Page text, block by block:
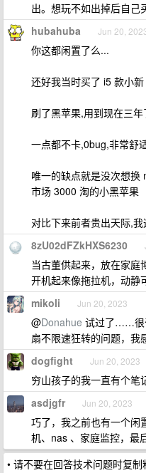
出。想玩不如出掉后自己
hubahuba Jun 20,
你这都闲置了么...
还好我当时买了 i5 款小
刷了黑苹果,用到现在三年
一点都不卡,0bug,非常舒
唯一的缺点就是没次想
市场 3000 淘的小黑苹果
对比下来前者贵出天际,
8zU02dFZkHXS6230
当古董供起来，放在家庭
开机起来像拖拉机，动静
mikoli Jun 20, 2023
@Donahue 试过了……很
扇不限速狂转的问题，我
dogfight Jun 20, 2023
穷山孩子的我一直有个笔
asdjgfr Jun 20, 2023
巧了，我之前也有一个闲
机、nas 、家庭监控，最
• 请不要在回答技术问题时复